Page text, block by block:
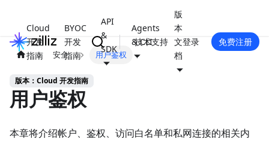
Cloud
开发
指南
BYOC
开发
指南
API
&
SDK
Agents
& CLI
版
本
文
档
技术支持 登录 免费注册
安全 用户鉴权
版本：Cloud 开发指南
用户鉴权
本章将介绍帐户、鉴权、访问白名单和私网连接的相关内